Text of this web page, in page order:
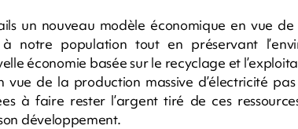
un nouveau modèle économique en vue
notre population tout en préservant
économie basée sur le recyclage et
vue de la production massive d’électricité
à faire rester l’argent tiré de ces
développement.